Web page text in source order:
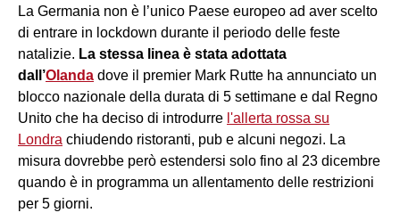
La Germania non è l’unico Paese europeo ad aver scelto
di entrare in lockdown durante il periodo delle feste
natalizie. La stessa linea è stata adottata
dall’Olanda dove il premier Mark Rutte ha annunciato un
blocco nazionale della durata di 5 settimane e dal Regno
Unito che ha deciso di introdurre l'allerta rossa su
Londra chiudendo ristoranti, pub e alcuni negozi. La
misura dovrebbe però estendersi solo fino al 23 dicembre
quando è in programma un allentamento delle restrizioni
per 5 giorni.